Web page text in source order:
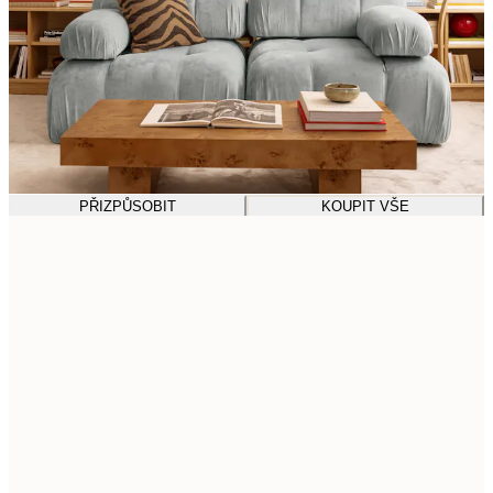
PŘIZPŮSOBIT KOUPIT VŠE